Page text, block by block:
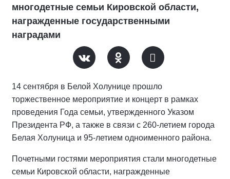
многодетные семьи Кировской области,
награжденные государственными
наградами
14 сентября в Белой Холунице прошло
торжественное мероприятие и концерт в рамках
проведения Года семьи, утвержденного Указом
Президента РФ, а также в связи с 260-летием города
Белая Холуница и 95-летием одноименного района.
Почетными гостями мероприятия стали многодетные
семьи Кировской области, награжденные